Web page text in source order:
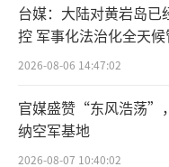
台媒：大陆对黄岩岛已
控 军事化法治化全天
2026-08-06 14:47:02
官媒盛赞“东风浩荡”
纳空军基地
2026-08-07 10:40:02